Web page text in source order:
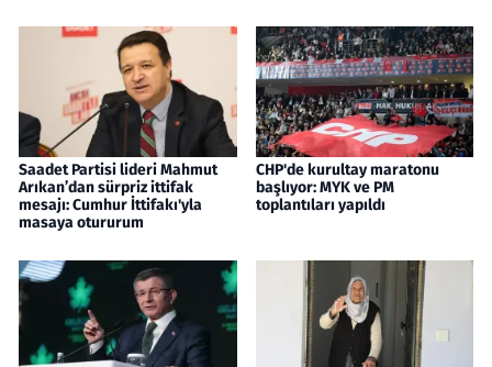
Saadet Partisi lideri Mahmut
Arıkan’dan sürpriz ittifak
mesajı: Cumhur İttifakı'yla
masaya otururum
CHP'de kurultay maratonu
başlıyor: MYK ve PM
toplantıları yapıldı